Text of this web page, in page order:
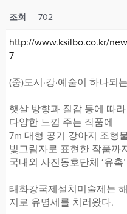
조회 702
http://www.ksilbo.co.kr/
7
(중)도시·강·예술이 하나되
햇살 방향과 질감 등에 따라
다양한 느낌 주는 작품에
7m 대형 공기 강아지 조형
빛그림자로 표현한 작품까
국내외 사진동호단체 ‘유혹’
태화강국제설치미술제는
지로 유명세를 치러왔다.